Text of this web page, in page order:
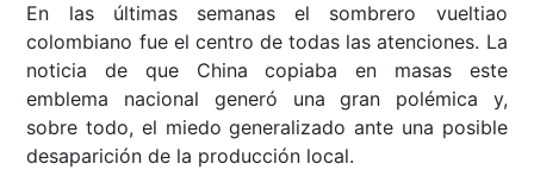
En las últimas semanas el sombrero vueltiao
colombiano fue el centro de todas las atenciones. La
noticia de que China copiaba en masas este
emblema nacional generó una gran polémica y,
sobre todo, el miedo generalizado ante una posible
desaparición de la producción local.